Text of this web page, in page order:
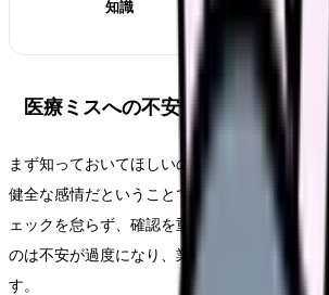
知識
医療ミスへの不安は正常な反応で
まず知っておいてほしいのは、医療ミスを怖
健全な感情だということです。この不安があ
ェックを怠らず、確認を重ね、安全な看護を
のは不安が過度になり、業務に支障をきたす
す。